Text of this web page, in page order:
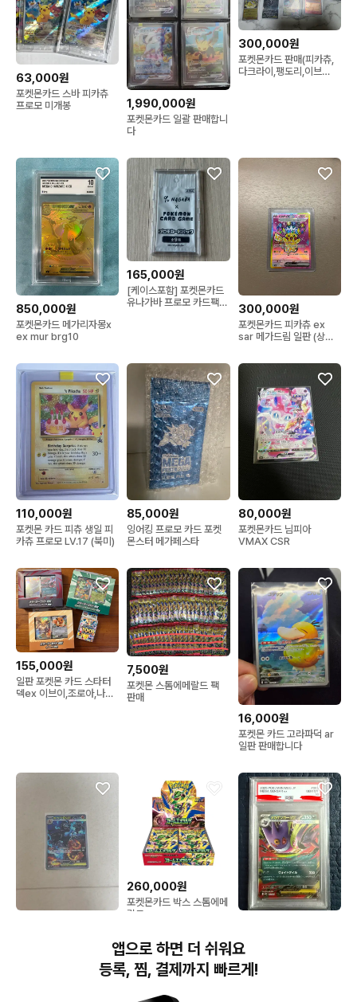
63,000원
포켓몬카드 스바 피카츄
프로모 미개봉
1,990,000원
포켓몬카드 일괄 판매합니
다
300,000원
포켓몬카드 판매(피카츄,
다크라이,팽도리,이브
850,000원
포켓몬카드 메가리자몽x
ex mur brg10
165,000원
[케이스포함] 포켓몬카드
유나가바 프로모 카드팩
300,000원
포켓몬카드 피카츄 ex
sar 메가드림 일판 (상태
110,000원
포켓몬 카드 피츄 생일 피
카츄 프로모 LV.17 (북미)
85,000원
잉어킹 프로모 카드 포켓
몬스터 메가페스타
80,000원
포켓몬카드 님피아
VMAX CSR
155,000원
일판 포켓몬 카드 스타터
덱ex 이브이,조로아,나오
7,500원
포켓몬 스톰에메랄드 팩
판매
16,000원
포켓몬 카드 고라파덕 ar
일판 판매합니다
260,000원
포켓몬카드 박스 스톰에메
랄드
일어판 PSA10
앱으로 하면 더 쉬워요
등록, 찜, 결제까지 빠르게!